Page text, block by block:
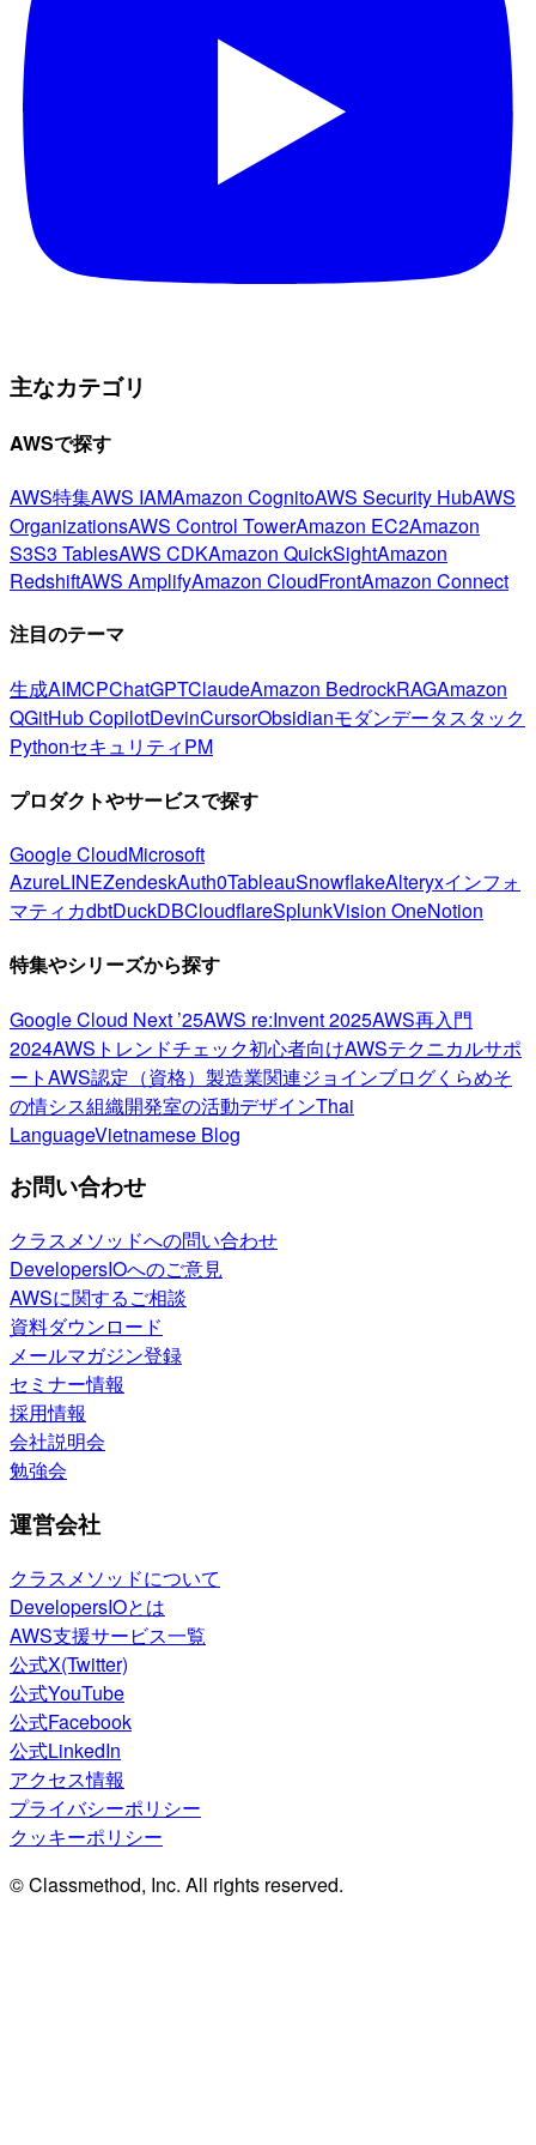
主なカテゴリ
AWSで探す
AWS特集AWS IAMAmazon CognitoAWS Security HubAWS
OrganizationsAWS Control TowerAmazon EC2Amazon
S3S3 TablesAWS CDKAmazon QuickSightAmazon
RedshiftAWS AmplifyAmazon CloudFrontAmazon Connect
注目のテーマ
生成AIMCPChatGPTClaudeAmazon BedrockRAGAmazon
QGitHub CopilotDevinCursorObsidianモダンデータスタック
PythonセキュリティPM
プロダクトやサービスで探す
Google CloudMicrosoft
AzureLINEZendeskAuth0TableauSnowflakeAlteryxインフォ
マティカdbtDuckDBCloudflareSplunkVision OneNotion
特集やシリーズから探す
Google Cloud Next ’25AWS re:Invent 2025AWS再入門
2024AWSトレンドチェック初心者向けAWSテクニカルサポ
ートAWS認定（資格） 製造業関連ジョインブログくらめそ
の情シス組織開発室の活動デザインThai
LanguageVietnamese Blog
お問い合わせ
クラスメソッドへの問い合わせ
DevelopersIOへのご意見
AWSに関するご相談
資料ダウンロード
メールマガジン登録
セミナー情報
採用情報
会社説明会
勉強会
運営会社
クラスメソッドについて
DevelopersIOとは
AWS支援サービス一覧
公式X(Twitter)
公式YouTube
公式Facebook
公式LinkedIn
アクセス情報
プライバシーポリシー
クッキーポリシー
© Classmethod, Inc. All rights reserved.